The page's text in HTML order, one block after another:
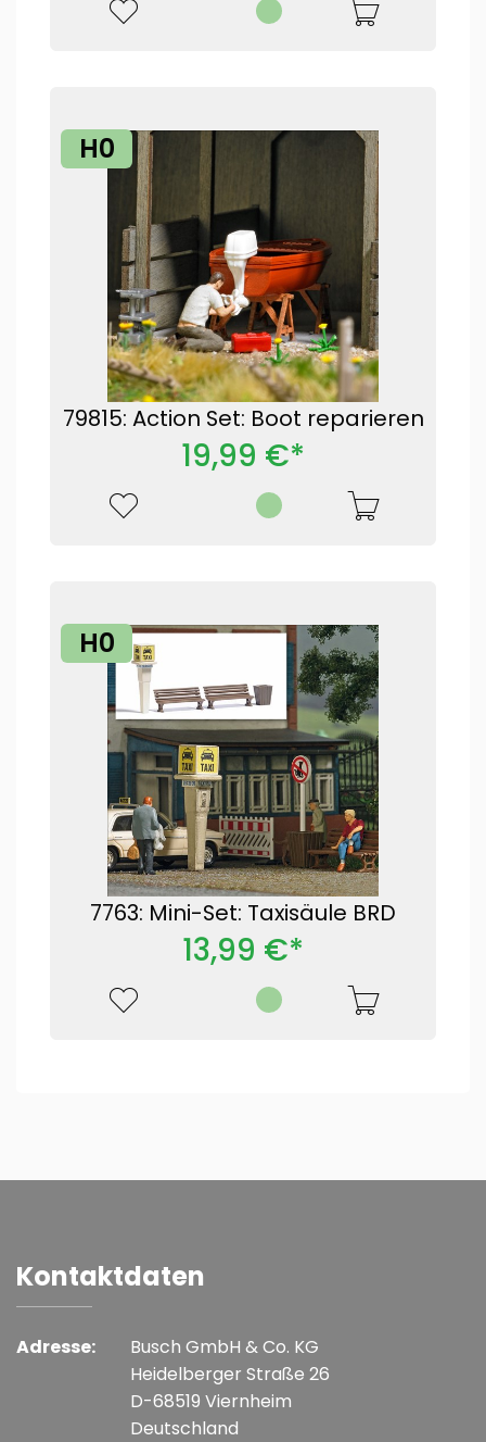
H0
79815: Action Set: Boot reparieren
19,99 €*
H0
7763: Mini-Set: Taxisäule BRD
13,99 €*
Kontaktdaten
Adresse:
Busch GmbH & Co. KG
Heidelberger Straße 26
D-68519 Viernheim
Deutschland